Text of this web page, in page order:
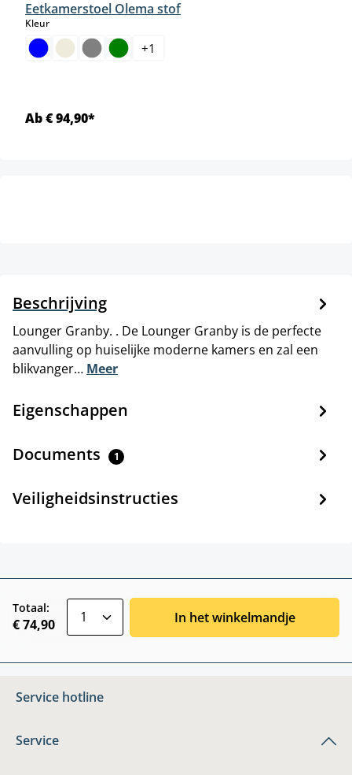
Eetkamerstoel Olema stof
Kleurselect
+1
Ab € 94,90*
Beschrijving
Lounger Granby. . De Lounger Granby is de perfecte
aanvulling op huiselijke moderne kamers en zal een
blikvanger… Meer
Eigenschappen
Documents 1
Veiligheidsinstructies
Totaal:
€ 74,90 In het winkelmandje
Service hotline
Service